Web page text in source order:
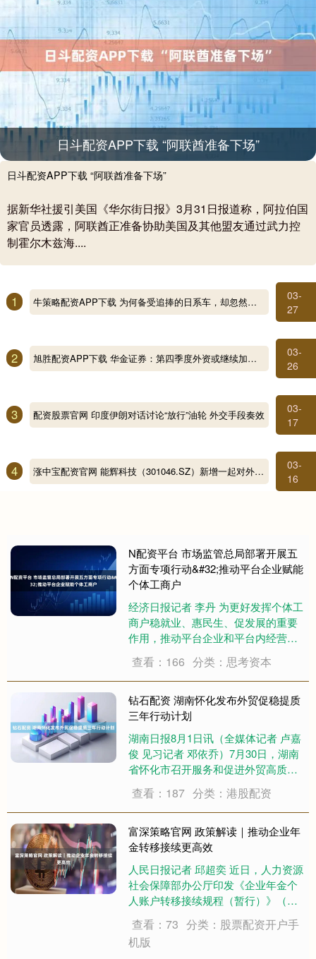
日斗配资APP下载 “阿联酋准备下场”
日斗配资APP下载 “阿联酋准备下场”
据新华社援引美国《华尔街日报》3月31日报道称，阿拉伯国
家官员透露，阿联酋正准备协助美国及其他盟友通过武力控
制霍尔木兹海....
1 牛策略配资APP下载 为何备受追捧的日系车，却忽然衰落了？内行人一语道破
03-
27
2 旭胜配资APP下载 华金证券：第四季度外资或继续加仓核心资产、科技等板块
03-
26
3 配资股票官网 印度伊朗对话讨论“放行”油轮 外交手段奏效
03-
17
4 涨中宝配资官网 能辉科技（301046.SZ）新增一起对外投资，被投资公司为贵州能魁智电科技有限公司
03-
16
N配资平台 市场监管总局部署开展五
方面专项行动&#32;推动平台企业赋能
个体工商户
经济日报记者 李丹 为更好发挥个体工
商户稳就业、惠民生、促发展的重要
作用，推动平台企业和平台内经营
近期印发《推动平台企业赋能个体工
商户发展行动方案》，聚焦个体工商
户数字化转型中的痛点、堵点，推出
系统性帮扶举措....
查看：166 分类：思考资本
钻石配资 湖南怀化发布外贸促稳提质
三年行动计划
湖南日报8月1日讯（全媒体记者 卢嘉
俊 见习记者 邓依乔）7月30日，湖南
省怀化市召开服务和促进外贸高质量
促稳提质三年行动计划（2026—2028
年）》及配套《若干措施》，创新推
出“一企一市级领导、一牵头单位....
查看：187 分类：港股配资
富深策略官网 政策解读｜推动企业年
金转移接续更高效
人民日报记者 邱超奕 近日，人力资源
社会保障部办公厅印发《企业年金个
人账户转移接续规程（暂行）》（以
金？新发布的《规程》对用人单位和
职工有什么影响？记者采访了人力资
查看：73 分类：股票配资开户手
机版